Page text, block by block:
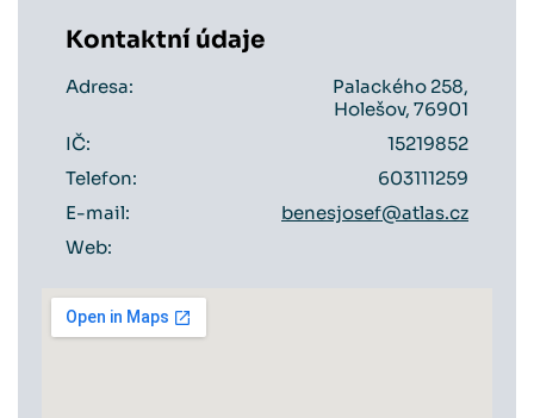
Kontaktní údaje
Adresa:
Palackého 258,
Holešov, 76901
IČ:
15219852
Telefon:
603111259
E-mail:
benesjosef@atlas.cz
Web: